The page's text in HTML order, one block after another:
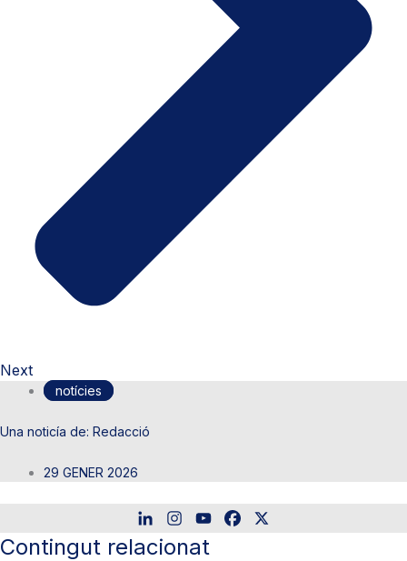
Next
notícies
Redacció
29 GENER 2026
Contingut relacionat